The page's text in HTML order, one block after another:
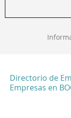
Directorio de
Empresas en